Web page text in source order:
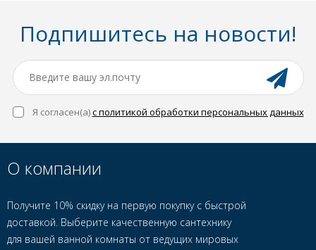
Подпишитесь на новости!
Я согласен(a)с политикой обработки персональных данных
О компании
Получите 10% скидку на первую покупку с быстрой
доставкой. Выберите качественную сантехнику
для вашей ванной комнаты от ведущих мировых